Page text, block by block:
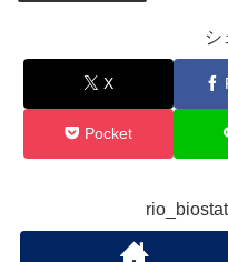
シ
X
Pocket